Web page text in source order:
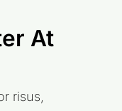
At
risus,